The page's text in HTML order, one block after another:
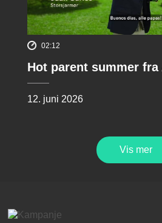
02:12
Hot parent summer fra
12. juni 2026
Vis mer